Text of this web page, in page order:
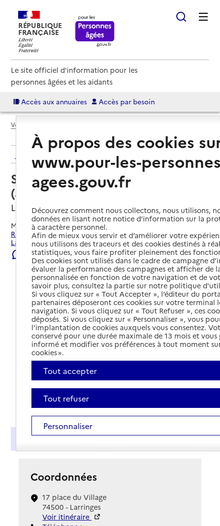
RÉPUBLIQUE
FRANÇAISE
Le site officiel d'information pour les
personnes âgées et les aidants
Accès aux annuaires Accès par besoin
Voir le fil d’Ariane
Retour aux résultats de l'annuaire
Service autonomie à domicile
(aide) – ADMR Pays de Gavot
Larringes, HAUTE-SAVOIE
Mis à jour le23/07/2026
Rechercher les établissements et services autour de
Larringes.
Signaler une erreur
Présentation
Coordonnées
17 place du Village
74500 - Larringes
Voir itinéraire
À propos des cookies
www.pour-les-
agees.gouv.fr
Découvrez comment nous collectons, nous utilisons,
données en lisant notre notice d’information sur la
à caractère personnel.
Afin de mieux vous servir et d’améliorer votre
nous utilisons des traceurs et des cookies destinés à
statistiques, vous faire profiter pleinement des
Des cookies sont utilisés dans le cadre de campagne
évaluer la performance des campagnes et afficher de
personnalisée en fonction de votre navigation et de
savoir plus, consultez la partie sur notre politique
Si vous cliquez sur « Tout Accepter », l’éditeur du
partenaires déposeront ces cookies sur votre terminal
navigation. Si vous cliquez sur « Tout Refuser », ces
déposés. Si vous cliquez sur « Personnaliser », vous
l’implantation de cookies auxquels vous consentez.
conservé pour une durée maximale de 13 mois et
informé et modifier vos préférences à tout moment
cookies ».
Tout accepter
Tout refuser
Personnaliser